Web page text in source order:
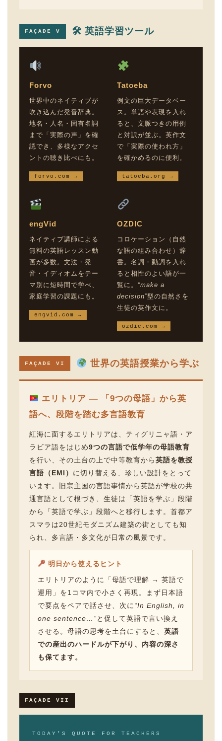
FAÇADE V 🛠 英語学習ツール
Forvo
世界中のネイティブが
吹き込んだ発音辞典。
地名・人名・固有名詞
まで「実際の声」を確
認でき、多様なアクセ
ントの聴き比べにも。
forvo.com →
Tatoeba
例文の巨大データベー
ス。単語や表現を入れ
ると、文脈つきの用例
と対訳が並ぶ。英作文
で「実際の使われ方」
を確かめるのに便利。
tatoeba.org →
engVid
ネイティブ講師による
無料の英語レッスン動
画が多数。文法・発
音・イディオムをテー
マ別に短時間で学べ、
家庭学習の課題にも。
engvid.com →
OZDIC
コロケーション（自然
な語の組み合わせ）辞
書。名詞・動詞を入れ
ると相性のよい語が一
覧に。 “make a
decision”型の自然さを
生徒の英作文に。
ozdic.com →
FAÇADE VI 世界の英語授業から学ぶ
エリトリア — 「9つの母語」から英
語へ、段階を踏む多言語教育
紅海に面するエリトリアは、ティグリニャ語・ア
ラビア語をはじめ9つの言語で低学年の母語教育
を行い、その土台の上で中等教育から英語を教授
言語（EMI） に切り替える、珍しい設計をとって
います。旧宗主国の言語事情から英語が学校の共
通言語として根づき、生徒は「英語を学ぶ」段階
から「英語で学ぶ」段階へと移行します。首都ア
スマラは20世紀モダニズム建築の街としても知
られ、多言語・多文化が日常の風景です。
明日から使えるヒント
エリトリアのように「母語で理解 → 英語で
運用」を1コマ内で小さく再現。まず日本語
で要点をペアで話させ、次に “In English, in
one sentence…”と促して英語で言い換え
させる。母語の思考を土台にすると、 英語
での産出のハードルが下がり、内容の深さ
も保てます。
FAÇADE VII
TODAY’S QUOTE FOR TEACHERS